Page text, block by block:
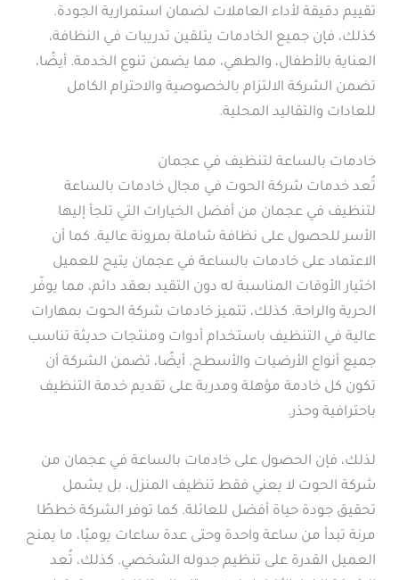
تقييم دقيقة لأداء العاملات لضمان استمرارية الجودة.
كذلك، فإن جميع الخادمات يتلقين تدريبات في النظافة،
العناية بالأطفال، والطهي، مما يضمن تنوع الخدمة. أيضًا،
تضمن الشركة الالتزام بالخصوصية والاحترام الكامل
للعادات والتقاليد المحلية.
خادمات بالساعة لتنظيف في عجمان
تُعد خدمات شركة الحوت في مجال خادمات بالساعة
لتنظيف في عجمان من أفضل الخيارات التي تلجأ إليها
الأسر للحصول على نظافة شاملة بمرونة عالية. كما أن
الاعتماد على خادمات بالساعة في عجمان يتيح للعميل
اختيار الأوقات المناسبة له دون التقيد بعقد دائم، مما يوفّر
الحرية والراحة. كذلك، تتميز خادمات شركة الحوت بمهارات
عالية في التنظيف باستخدام أدوات ومنتجات حديثة تناسب
جميع أنواع الأرضيات والأسطح. أيضًا، تضمن الشركة أن
تكون كل خادمة مؤهلة ومدربة على تقديم خدمة التنظيف
باحترافية وحذر.
لذلك، فإن الحصول على خادمات بالساعة في عجمان من
شركة الحوت لا يعني فقط تنظيف المنزل، بل يشمل
تحقيق جودة حياة أفضل للعائلة. كما توفر الشركة خططًا
مرنة تبدأ من ساعة واحدة وحتى عدة ساعات يوميًا، ما يمنح
العميل القدرة على تنظيم جدوله الشخصي. كذلك، تُعد